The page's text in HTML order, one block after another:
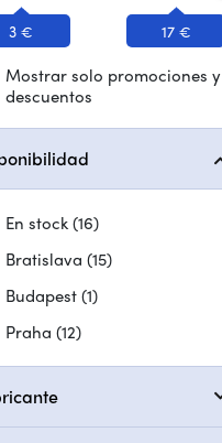
3 € 17 €
Mostrar solo promociones y
descuentos
En stock(16)
Bratislava (15)
Budapest(1)
Praha (12)